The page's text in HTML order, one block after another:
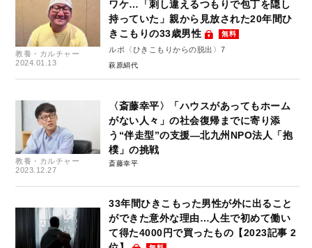
教養・カルチャー
2024.01.13
ワケ…「刺し違えるつもりで包丁を隠し
持っていた」親から見放された20年間ひ
きこもりの33歳男性
無料
ルポ〈ひきこもりからの脱出〉7
萩原絹代
教養・カルチャー
2023.12.27
〈斎藤幸平〉「ハウスがあってもホーム
がない人々」の社会復帰までに寄り添
う“伴走型”の支援―北九州NPO法人「抱
樸」の挑戦
斎藤幸平
33年間ひきこもった男性が外に出ること
ができた意外な理由…人生で初めて働い
て得た4000円で買ったもの【2023記事 2